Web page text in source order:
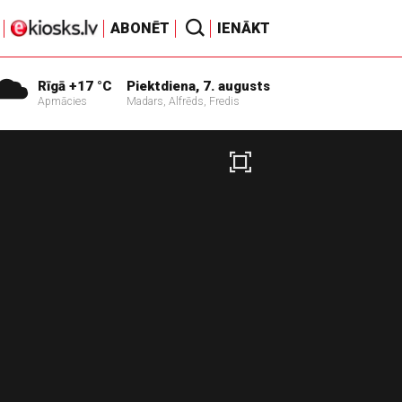
ABONĒT IENĀKT
Rīgā +17 °C
Apmācies
Piektdiena, 7. augusts
Madars, Alfrēds, Fredis